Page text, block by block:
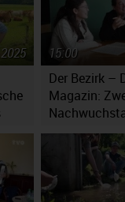
Der Bezirk –
Magazin:
Oberfranken
15:00